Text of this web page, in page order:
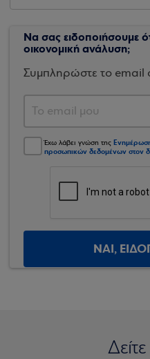
Να σας ειδοποιήσουμε
οικονομική ανάλυση;
Συμπληρώστε το email
Έχω λάβει γνώση της
προσωπικών δεδομένων στον
ΝΑΙ,